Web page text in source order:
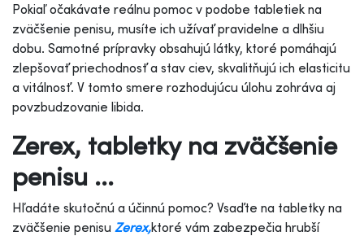
Pokiaľ očakávate reálnu pomoc v podobe tabletiek na
zväčšenie penisu, musíte ich užívať pravidelne a dlhšiu
dobu. Samotné prípravky obsahujú látky, ktoré pomáhajú
zlepšovať priechodnosť a stav ciev, skvalitňujú ich elasticitu
a vitálnosť. V tomto smere rozhodujúcu úlohu zohráva aj
povzbudzovanie libida.
Zerex, tabletky na zväčšenie
penisu ...
Hľadáte skutočnú a účinnú pomoc? Vsaďte na tabletky na
zväčšenie penisu Zerex,ktoré vám zabezpečia hrubší